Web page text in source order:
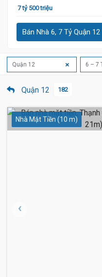
7 tỷ 500 triệu
Bán Nhà 6, 7 Tỷ Quận 12
Quận 12 6 – 7
Quận 12 182
Nhà Mặt Tiền (10 m)